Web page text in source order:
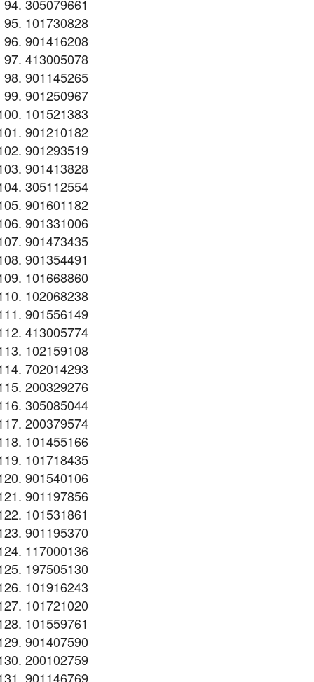
305079661
101730828
901416208
413005078
901145265
901250967
101521383
901210182
901293519
901413828
305112554
901601182
901331006
901473435
901354491
101668860
102068238
901556149
413005774
102159108
702014293
200329276
305085044
200379574
101455166
101718435
901540106
901197856
101531861
901195370
117000136
197505130
101916243
101721020
101559761
901407590
200102759
901146769